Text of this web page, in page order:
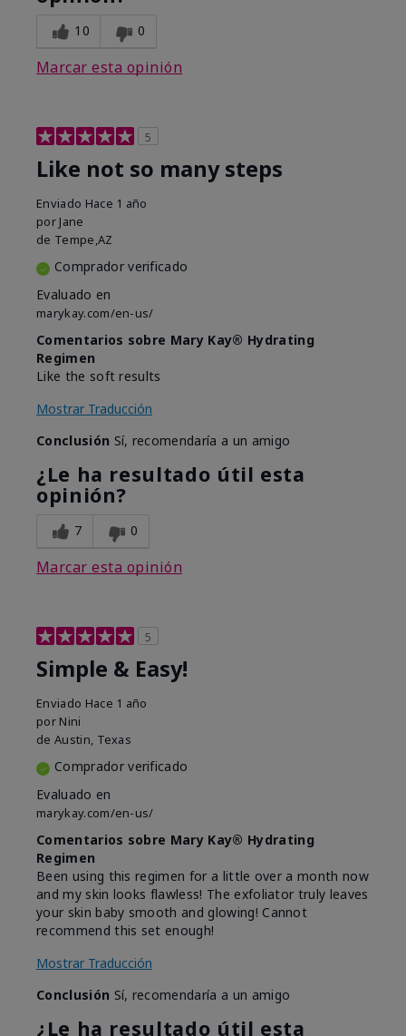
10 0
Marcar esta opinión
5
Like not so many steps
Enviado Hace 1 año
por Jane
de Tempe,AZ
Comprador verificado
Evaluado en
marykay.com/en-us/
Comentarios sobre Mary Kay® Hydrating
Regimen
Like the soft results
Mostrar Traducción
Conclusión Sí, recomendaría a un amigo
¿Le ha resultado útil esta
opinión?
7 0
Marcar esta opinión
5
Simple & Easy!
Enviado Hace 1 año
por Nini
de Austin, Texas
Comprador verificado
Evaluado en
marykay.com/en-us/
Comentarios sobre Mary Kay® Hydrating
Regimen
Been using this regimen for a little over a month now
and my skin looks flawless! The exfoliator truly leaves
your skin baby smooth and glowing! Cannot
recommend this set enough!
Mostrar Traducción
Conclusión Sí, recomendaría a un amigo
¿Le ha resultado útil esta